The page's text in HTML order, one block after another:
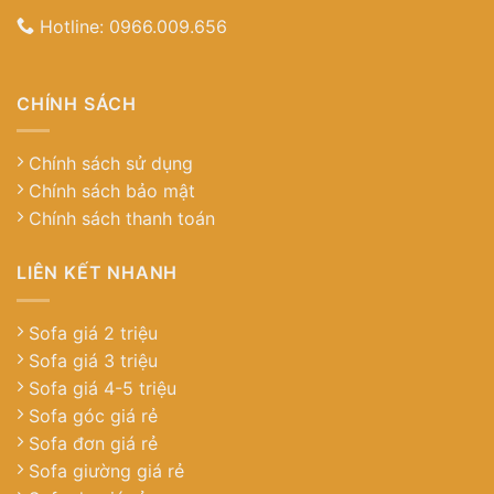
Hotline: 0966.009.656
CHÍNH SÁCH
Chính sách sử dụng
Chính sách bảo mật
Chính sách thanh toán
LIÊN KẾT NHANH
Sofa giá 2 triệu
Sofa giá 3 triệu
Sofa giá 4-5 triệu
Sofa góc giá rẻ
Sofa đơn giá rẻ
Sofa giường giá rẻ